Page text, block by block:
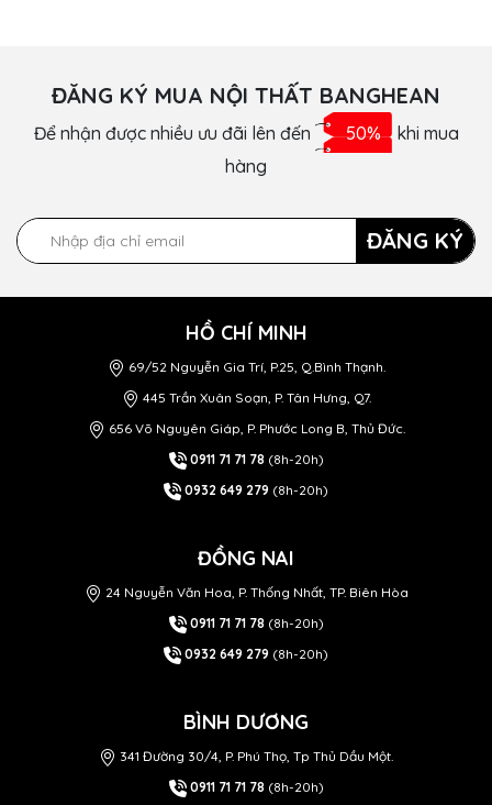
ĐĂNG KÝ MUA NỘI THẤT BANGHEAN
Để nhận được nhiều ưu đãi lên đến 50% khi mua
hàng
ĐĂNG KÝ
HỒ CHÍ MINH
69/52 Nguyễn Gia Trí, P.25, Q.Bình Thạnh.
445 Trần Xuân Soạn, P. Tân Hưng, Q7.
656 Võ Nguyên Giáp, P. Phước Long B, Thủ Đức.
0911 71 71 78 (8h-20h)
0932 649 279 (8h-20h)
ĐỒNG NAI
24 Nguyễn Văn Hoa, P. Thống Nhất, TP. Biên Hòa
0911 71 71 78 (8h-20h)
0932 649 279 (8h-20h)
BÌNH DƯƠNG
341 Đường 30/4, P. Phú Thọ, Tp Thủ Dầu Một.
0911 71 71 78 (8h-20h)